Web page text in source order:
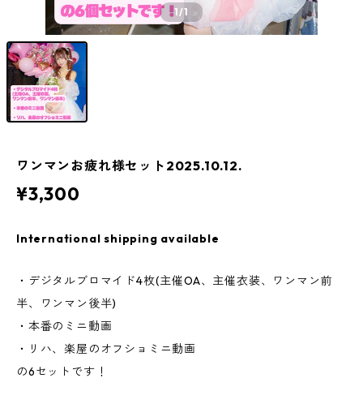
1/1
ワンマンお疲れ様セット2025.10.12.
¥3,300
International shipping available
・デジタルブロマイド4枚(主催OA、主催衣装、ワンマン前
半、ワンマン後半)
・本番のミニ動画
・リハ、楽屋のオフショミニ動画
の6セットです！